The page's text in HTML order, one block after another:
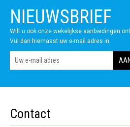
NIEUWSBRIEF
Wilt u ook onze wekelijkse aanbiedingen
Vul dan hiernaast uw e-mail adres in.
Contact